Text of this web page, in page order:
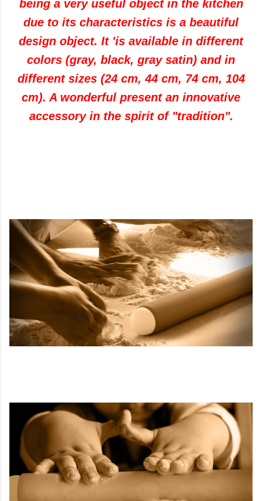
being a very useful object in the kitchen
due to its characteristics is a beautiful
design object. It 'is available in different
colors (gray, black, gray satin) and in
different sizes (24 cm, 44 cm, 74 cm, 104
cm). A wonderful present an innovative
accessory in the spirit of "tradition".